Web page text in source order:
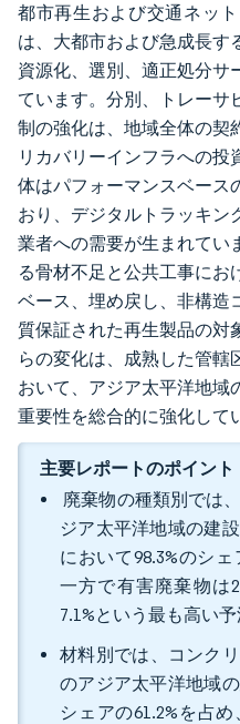
都市再生および交通ネッ
は、大都市および急成長す
資源化、選別、適正処分サ
ています。分別、トレーサ
制の強化は、地域全体の契
リカバリーインフラへの
体はパフォーマンスベース
おり、デジタルトラッキン
業者への需要が生まれてい
る骨材不足と公共工事にお
ベース、埋め戻し、非構造
質保証された再生製品の対
らの変化は、成熟した管轄
おいて、アジア太平洋地域
重要性を総合的に強化して
主要レポートのポイント
廃棄物の種類別では
ジア太平洋地域の建
において98.3%のシ
一方で有害廃棄物は
7.1%という最も高い
材料別では、コンク
のアジア太平洋地域
シェアの61.2%を占